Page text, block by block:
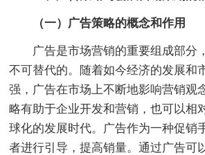
（一）广告策略的概念和作用
广告是市场营销的重要组成部分
不可替代的。随着如今经济的发展和
强，广告在市场上不断地影响营销观
略有助于企业开发和营销，也可以相
球化的发展时代。广告作为一种促销
者进行引导，提高销量。通过广告可